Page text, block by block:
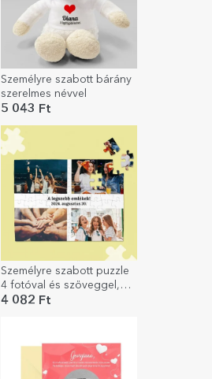
Személyre szabott bárány
szerelmes névvel
5 043 Ft
Személyre szabott puzzle
4 fotóval és szöveggel,
28x19 cm - Legkedvesebb
4 082 Ft